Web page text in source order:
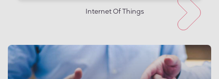
Internet Of Things